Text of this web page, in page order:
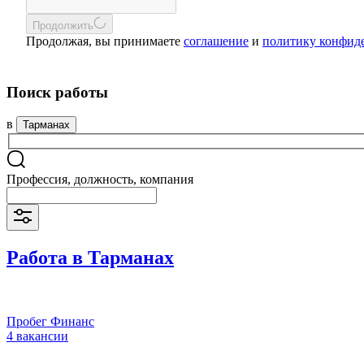
Продолжить
Продолжая, вы принимаете соглашение и политику
Поиск работы
в Тарманах
Профессия, должность, компания
Работа в Тарманах
Пробег Финанс
4 вакансии